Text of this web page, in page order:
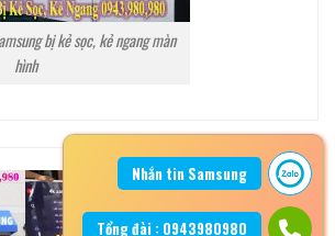
bị kẻ sọc, kẻ ngang màn
hình
Nhắn tin Samsung
Tổng đài : 0943980980